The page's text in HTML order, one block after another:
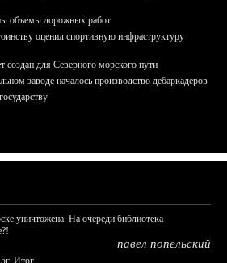
объемы дорожных работ
оценил спортивную инфраструктуру
создан для Северного морского пути
заводе началось производство дебаркадеров
уничтожена. На очереди библиотека
павел попельский
Итог.